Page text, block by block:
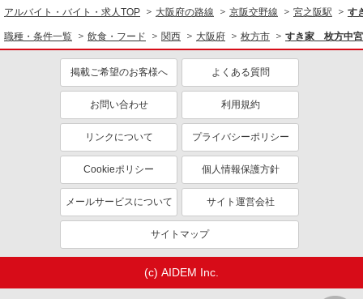
なか卯 枚方養父店
接客・調理スタッフ（簡単な接客・調理・清
掃・など）
時給1180円 22:00〜翌5:00：時給1475円 高校
生：時給1177円 ■特別手当 特別時給〈5:00-9:00も
深夜時給と同額〉
大阪府枚方市養父東町52-1
キープ 詳細を見る
鳥〇食堂×タニタカフェ
調理・接客スタッフ
アルバイト：時給1,200円 〜1,250円 ※給与幅
は土日祝により異なる ※試用期間土日祝は1,200
円 土日祝 時給1,250円
大阪府枚方市楠葉花園町15-1 くずはモー
社会保険あり
まかない・食事補助
社員登用あり
アルバイト・バイト・求人TOP 大阪府の路線 京阪交野線 宮之阪駅 す
職種・条件一覧 飲食・フード 関西 大阪府 枚方市 すき家 枚方中宮
掲載ご希望のお客様へ よくある質問
お問い合わせ 利用規約
リンクについて プライバシーポリシー
Cookieポリシー 個人情報保護方針
メールサービスについて サイト運営会社
サイトマップ
(c) AIDEM Inc.